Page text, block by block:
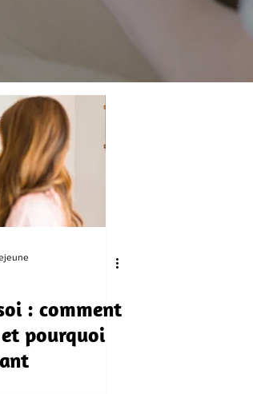
: comment
pourquoi